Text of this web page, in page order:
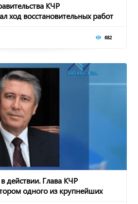
КЧР
ход восстановительных работ
682
действии. Глава КЧР
одного из крупнейших